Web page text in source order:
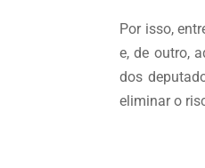
Por isso,
e, de outro,
dos
eliminar o